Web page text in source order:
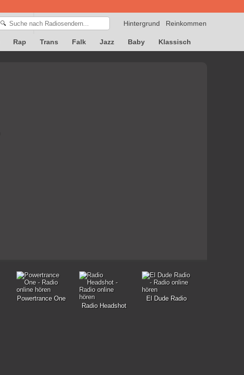
Reinkommen
Hintergrund
🔍
Rap Trans Falk Jazz Baby Klassisch
Powertrance One
Radio Headshot
El Dude Radio